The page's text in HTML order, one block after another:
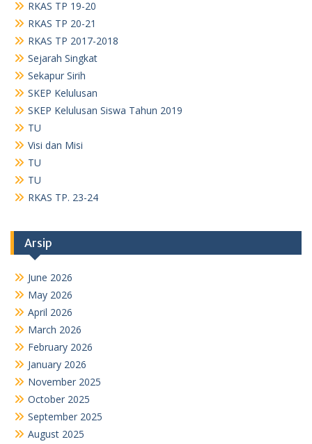
RKAS TP 19-20
RKAS TP 20-21
RKAS TP 2017-2018
Sejarah Singkat
Sekapur Sirih
SKEP Kelulusan
SKEP Kelulusan Siswa Tahun 2019
TU
Visi dan Misi
TU
TU
RKAS TP. 23-24
Arsip
June 2026
May 2026
April 2026
March 2026
February 2026
January 2026
November 2025
October 2025
September 2025
August 2025